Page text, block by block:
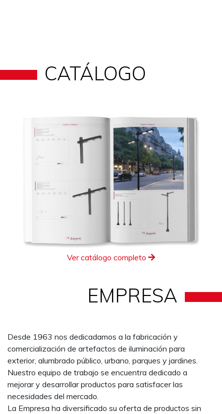
CATÁLOGO
Ver catálogo completo
EMPRESA
Desde 1963 nos dedicadamos a la fabricación y
comercialización de artefactos de iluminación para
exterior, alumbrado público, urbano, parques y jardines.
Nuestro equipo de trabajo se encuentra dedicado a
mejorar y desarrollar productos para satisfacer las
necesidades del mercado.
La Empresa ha diversificado su oferta de productos sin